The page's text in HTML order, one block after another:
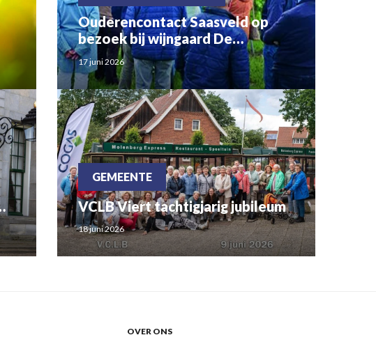
Ouderencontact Saasveld op
bezoek bij wijngaard De
Mandjesberg
17 juni 2026
GEMEENTE
VCLB Viert tachtigjarig jubileum
18 juni 2026
OVER ONS